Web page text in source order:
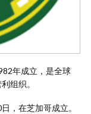
年成立，是全球
组织。
，在芝加哥成立。